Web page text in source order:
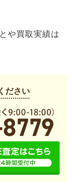
や買取実績は
ださい